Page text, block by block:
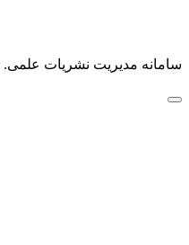
سامانه مدیریت نشریات علمی.